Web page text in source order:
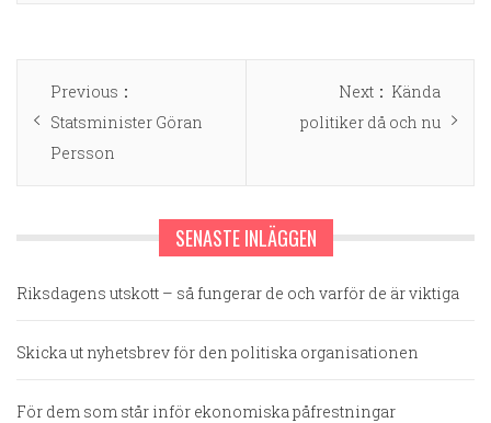
Inläggsnavigering
Previous
post:
Statsminister Göran
Persson
Next
Next
post:
Kända
politiker då och nu
SENASTE INLÄGGEN
Riksdagens utskott – så fungerar de och varför de är viktiga
Skicka ut nyhetsbrev för den politiska organisationen
För dem som står inför ekonomiska påfrestningar